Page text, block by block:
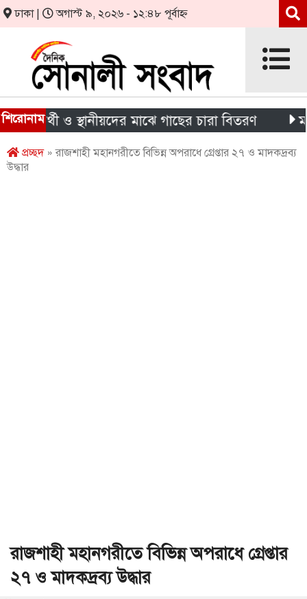
ঢাকা | অগাস্ট ৯, ২০২৬ - ১২:৪৮ পূর্বাহ্ন
শিরোনামও স্থানীয়দের মাঝে গাছের চারা বিতরণ
প্রচ্ছদ» রাজশাহী মহানগরীতে বিভিন্ন অপরাধে গ্রেপ্তার ২৭ ও মাদকদ্রব্য
উদ্ধার
রাজশাহী মহানগরীতে বিভিন্ন অপরাধে গ্রেপ্তার
২৭ ও মাদকদ্রব্য উদ্ধার